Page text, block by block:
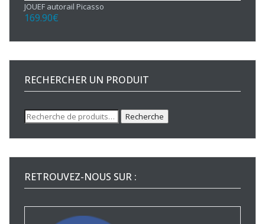
JOUEF autorail Picasso
169.90€
RECHERCHER UN PRODUIT
Recherche
pour :
Recherche
RETROUVEZ-NOUS SUR :